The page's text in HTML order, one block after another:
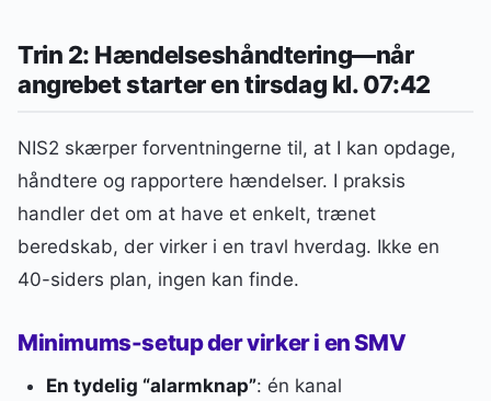
Trin 2: Hændelseshåndtering—når
angrebet starter en tirsdag kl. 07:42
NIS2 skærper forventningerne til, at I kan opdage,
håndtere og rapportere hændelser. I praksis
handler det om at have et enkelt, trænet
beredskab, der virker i en travl hverdag. Ikke en
40-siders plan, ingen kan finde.
Minimums-setup der virker i en SMV
En tydelig “alarmknap”: én kanal